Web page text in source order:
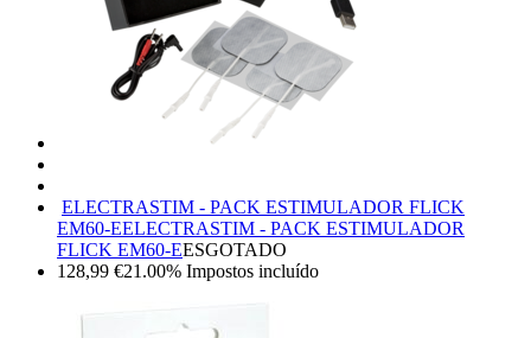
ELECTRASTIM - PACK ESTIMULADOR FLICK
EM60-EELECTRASTIM - PACK ESTIMULADOR
FLICK EM60-EESGOTADO
128,99 €21.00% Impostos incluído